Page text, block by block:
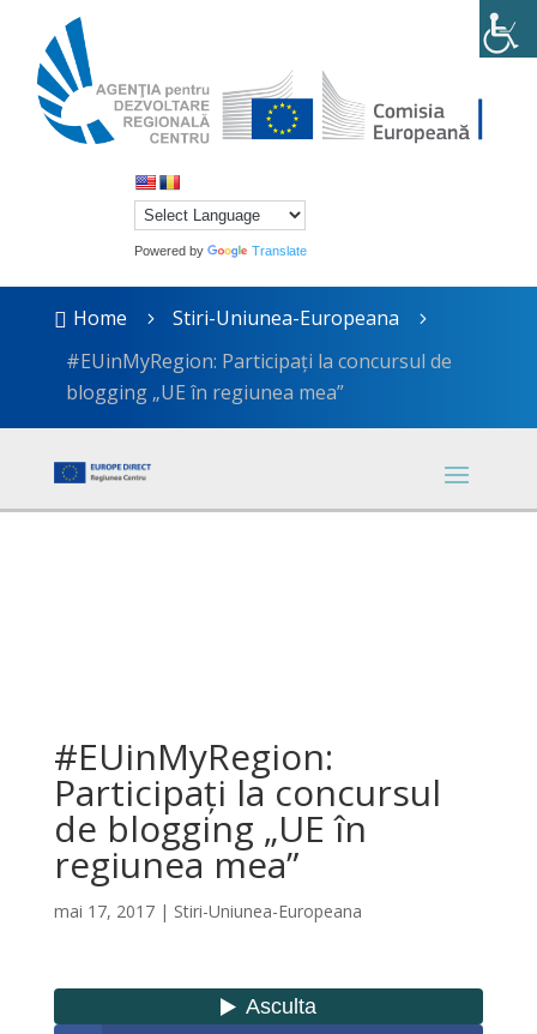
Powered by Translate
 Home 5 Stiri-Uniunea-Europeana 5
#EUinMyRegion: Participați la concursul de
blogging „UE în regiunea mea”
#EUinMyRegion:
Participați la concursul
de blogging „UE în
regiunea mea”
mai 17, 2017| Stiri-Uniunea-Europeana